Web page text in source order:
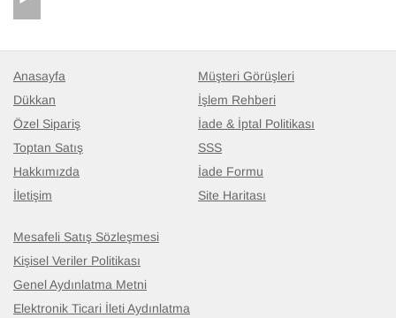
Anasayfa
Dükkan
Özel Sipariş
Toptan Satış
Hakkımızda
İletişim
Müşteri Görüşleri
İşlem Rehberi
İade & İptal Politikası
SSS
İade Formu
Site Haritası
Mesafeli Satış Sözleşmesi
Kişisel Veriler Politikası
Genel Aydınlatma Metni
Elektronik Ticari İleti Aydınlatma